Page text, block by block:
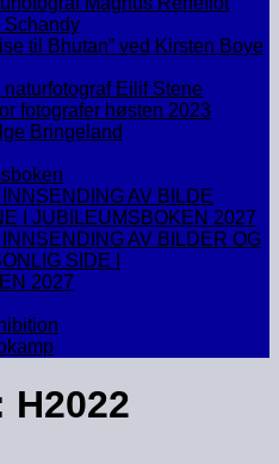
Schandy
til Bhutan” ved Kirsten Boye
Eilif Stene
fotografer høsten 2023
Bringeland
AV BILDE
I JUBILEUMSBOKEN 2027
AV BILDER OG
SIDE I
2027
H2022